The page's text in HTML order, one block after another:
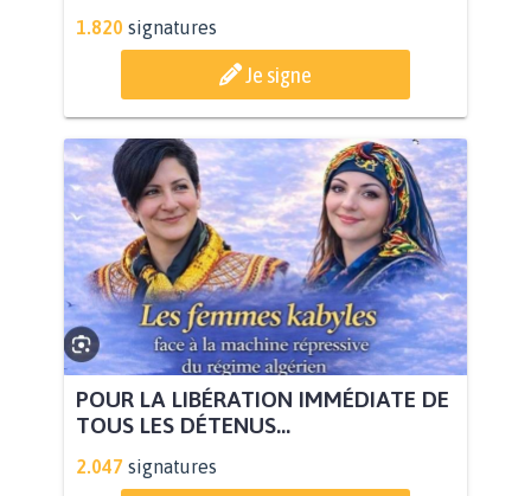
1.820 signatures
Je signe
POUR LA LIBÉRATION IMMÉDIATE DE
TOUS LES DÉTENUS...
2.047 signatures